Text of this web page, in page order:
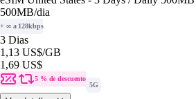
500MB/dia
+ ∞ a 128kbps
3 Dias
1,13 US$/GB
1,69 US$
5 % de descuento
5G